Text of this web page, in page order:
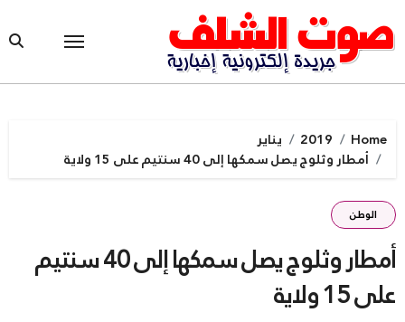
to
content
Home
2019
يناير
أمطار وثلوج يصل سمكها إلى 40 سنتيم على 15 ولاية
الوطن
أمطار وثلوج يصل سمكها إلى 40 سنتيم
على 15 ولاية